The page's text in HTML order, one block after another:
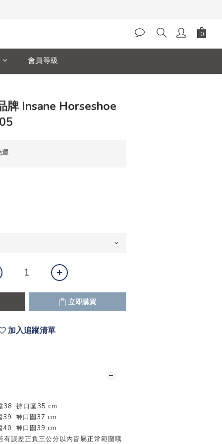
會員等級
牌 Insane Horseshoe
運
立即購買
加入追蹤清單
38 褲口圍35 cm
39 褲口圍37 cm
褲口圍39 cm
有誤差正負三公分以內皆屬正常範圍哦